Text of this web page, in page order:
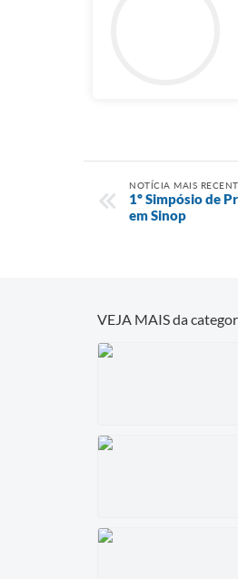
NOTÍCIA MAIS
1º Simpósio de
em Sinop
VEJA MAIS da